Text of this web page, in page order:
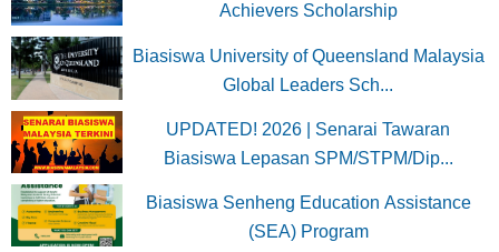
Achievers Scholarship
Biasiswa University of Queensland Malaysia
Global Leaders Sch...
UPDATED! 2026 | Senarai Tawaran
Biasiswa Lepasan SPM/STPM/Dip...
Biasiswa Senheng Education Assistance
(SEA) Program